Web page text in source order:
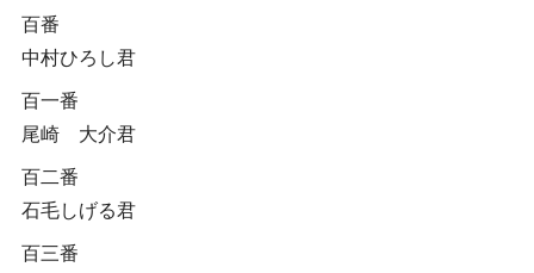
百番
中村ひろし君
百一番
尾崎 大介君
百二番
石毛しげる君
百三番